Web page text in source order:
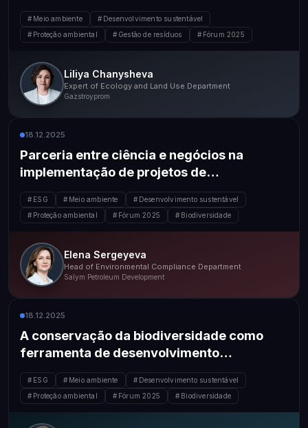
Meio ambiente
Desenvolvimento sustentável
Proteção ambiental
Gestão de resíduos Fórum 2025
Liliya Chanysheva
Expert of Ecology and Land Use Department
Gazstroyprom
18.12.2025
Parceria entre ciência e negócios na
implementação de projetos de
infraestrutura e ciência aplicada no Distrito
Autônomo de Khanty-Mansiysk-Yugra
ESG Meio ambiente
Desenvolvimento sustentável
Proteção ambiental
Fórum 2025 Biodiversidade
Elena Sergeyeva
Head of Environmental Compliance Department
Salym Petroleum Development
18.12.2025
A conservação da biodiversidade como
ferramenta de desenvolvimento
sustentável da JSC Zarubezhneft
ESG Meio ambiente
Desenvolvimento sustentável
Proteção ambiental
Fórum 2025 Biodiversidade